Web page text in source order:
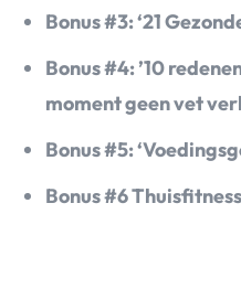
Bonus #3: ‘21
Bonus #4: ’10
moment geen vet
Bonus #5:
Bonus #6